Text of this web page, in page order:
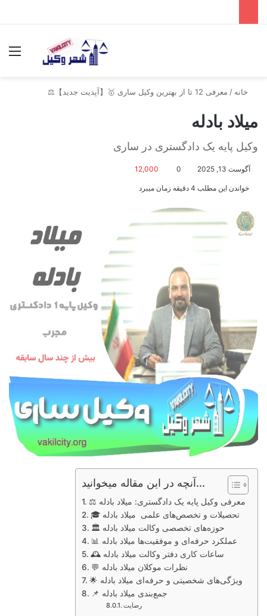
خانه / معرفی 12 تا از بهترین وکیل ساری 🥇【آپدیت جدید】⚖️
میلاد بادله
وکیل پایه یک دادگستری در ساری
آگوست 13, 2025 0
12,000
خواندن این مطلب 4 دقیقه زمان میبرد
آنچه در این مقاله میخوانید...
⚖️ معرفی وکیل پایه یک دادگستری: میلاد بادله
🎓 تحصیلات و تخصص‌های علمی میلاد بادله
🏛️ حوزه‌های تخصصی وکالت میلاد بادله
📊 عملکرد حرفه‌ای و موفقیت‌ها میلاد بادله
🕰️ ساعات کاری دفتر وکالت میلاد بادله
💬 نظرات موکلان میلاد بادله
🌟 ویژگی‌های شخصیتی و حرفه‌ای میلاد بادله
📌 جمع‌بندی میلاد بادله
رضایت